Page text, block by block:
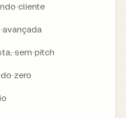
cliente
sem pitch
zero